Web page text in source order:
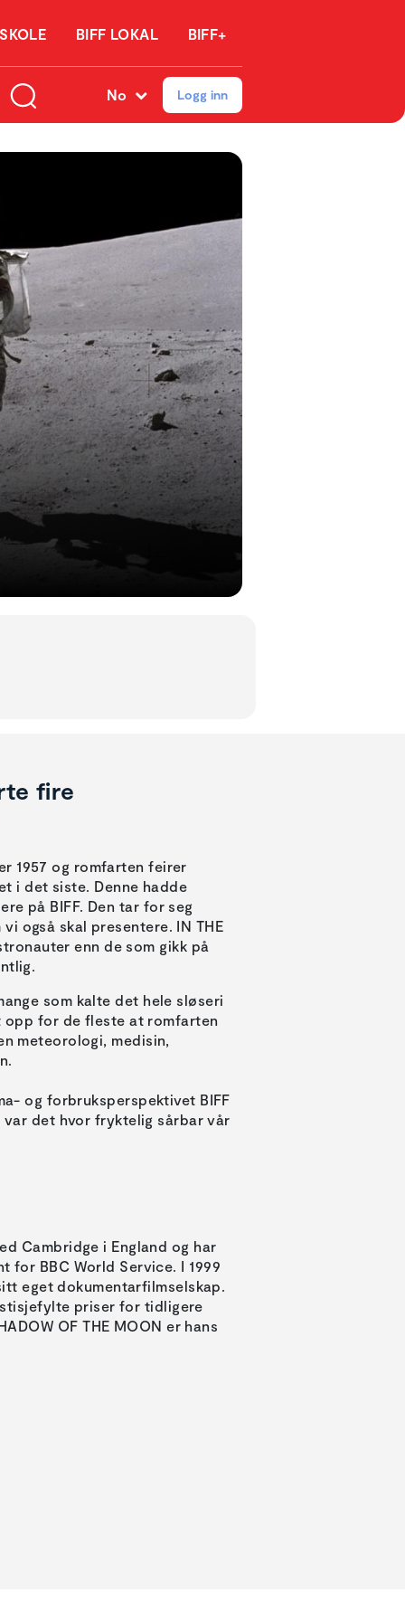
BIFF LOKAL BIFF+
No Logg inn
fire
1957 og romfarten feirer
i det siste. Denne hadde
på BIFF. Den tar for seg
også skal presentere. IN THE
enn de som gikk på
som kalte det hele sløseri
opp for de fleste at romfarten
meteorologi, medisin,
og forbruksperspektivet BIFF
det hvor fryktelig sårbar vår
Cambridge i England og har
for BBC World Service. I 1999
eget dokumentarfilmselskap.
priser for tidligere
OF THE MOON er hans